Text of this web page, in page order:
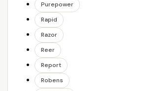
Purepower
Rapid
Razor
Reer
Report
Robens